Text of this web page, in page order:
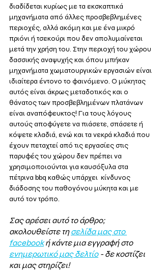
διαδίδεται κυρίως με τα εκσκαπτικά
μηχανήματα από άλλες προσβεβλημένες
περιοχές, αλλά ακόμη και με ένα μικρό
πριόνι ή τσεκούρι που δεν απολυμαίνεται
μετά την χρήση του. Στην περιοχή του χώρου
δασσικής αναψυχής και όπου μπήκαν
μηχανήματα χωματουργικών εργασιών είναι
ιδιαίτερα έντονο το φαινόμενο. Ο μύκητας
αυτός είναι άκρως μεταδοτικός και ο
θάνατος των προσβεβλημένων πλατάνων
είναι αναπόφευκτος! Για τους λόγους
αυτούς αποφύγετε να πιάσετε, σπάσετε ή
κόψετε κλαδιά, ενώ και τα νεκρά κλαδιά που
έχουν πεταχτεί από τις εργασίες στις
παρυφές του χώρου δεν πρέπει να
χρησιμοποιούνται για καυσόξυλα στα
πέτρινα bbq καθώς υπάρχει  κίνδυνος
διάδοσης του παθογόνου μύκητα και με
αυτό τον τρόπο.
Σας αρέσει αυτό το άρθρο;
ακολουθείστε τη σελίδα μας στο
facebook ή κάντε μια εγγραφή στο
ενημερωτικό μας δελτίο - δε κοστίζει
και μας στηρίζει!